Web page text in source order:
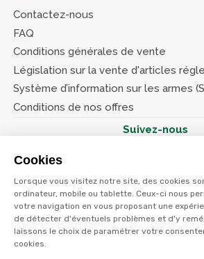
Cookies
Lorsque vous visitez notre site, des cookies
ordinateur, mobile ou tablette. Ceux-ci nous
votre navigation en vous proposant une
de détecter d'éventuels problèmes et d'y
laissons le choix de paramétrer votre
cookies.
Contactez-nous
FAQ
Conditions générales de vente
Législation sur la vente d'articles
Système d’information sur les armes
Conditions de nos offres
Suivez-nous
© Terres et eaux 2026
Politique de
Mentions légales
CGV